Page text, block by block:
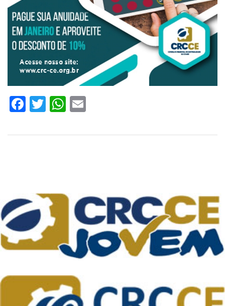
Facebook
TwitterWhatsApp